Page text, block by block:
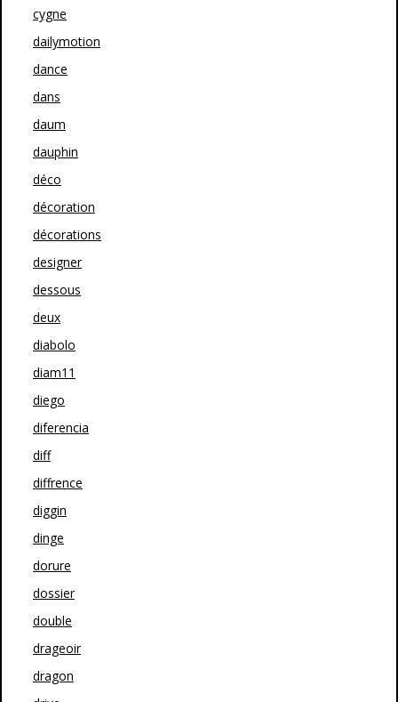
cygne
dailymotion
dance
dans
daum
dauphin
déco
décoration
décorations
designer
dessous
deux
diabolo
diam11
diego
diferencia
diff
diffrence
diggin
dinge
dorure
dossier
double
drageoir
dragon